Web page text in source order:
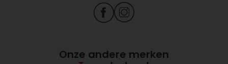
Onze andere merken